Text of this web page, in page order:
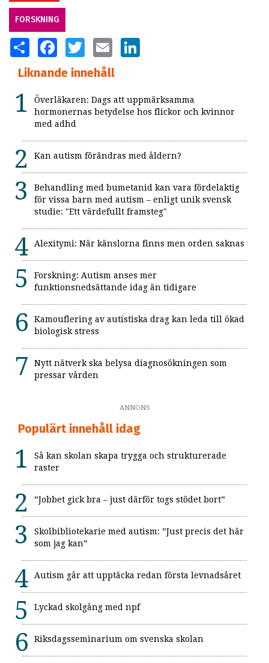
FORSKNING
SHARE FACEBOOKTWITTER EMAIL
Liknande innehåll
Överläkaren: Dags att uppmärksamma
hormonernas betydelse hos flickor och kvinnor
med adhd
Kan autism förändras med åldern?
Behandling med bumetanid kan vara fördelaktig
för vissa barn med autism – enligt unik svensk
studie: "Ett värdefullt framsteg"
Alexitymi: När känslorna finns men orden saknas
Forskning: Autism anses mer
funktionsnedsättande idag än tidigare
Kamouflering av autistiska drag kan leda till ökad
biologisk stress
Nytt nätverk ska belysa diagnosökningen som
pressar vården
ANNONS
Populärt innehåll idag
Så kan skolan skapa trygga och strukturerade
raster
”Jobbet gick bra – just därför togs stödet bort”
Skolbibliotekarie med autism: ”Just precis det här
som jag kan”
Autism går att upptäcka redan första levnadsåret
Lyckad skolgång med npf
Riksdagsseminarium om svenska skolan